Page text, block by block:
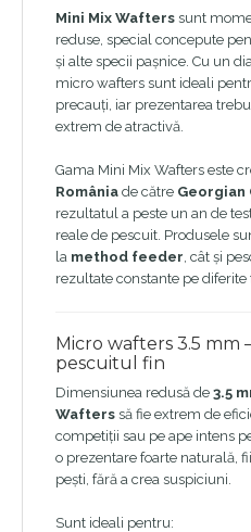
Mini Mix Wafters sunt
reduse, special concepute
și alte specii pașnice. Cu un
micro wafters sunt ideali
precauți, iar prezentarea
extrem de atractivă.
Gama Mini Mix Wafters este
România de către Georgian
rezultatul a peste un an de
reale de pescuit. Produsele
la method feeder , cât și
rezultate constante pe diferite
Micro wafters 3.5 mm
pescuitul fin
Dimensiunea redusă de 3.5
Wafters să fie extrem de
competiții sau pe ape intens
o prezentare foarte naturală,
pești, fără a crea suspiciuni.
Sunt ideali pentru: